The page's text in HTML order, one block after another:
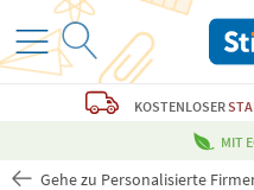
KOSTENLOSER
MIT
Gehe zu Personalisierte